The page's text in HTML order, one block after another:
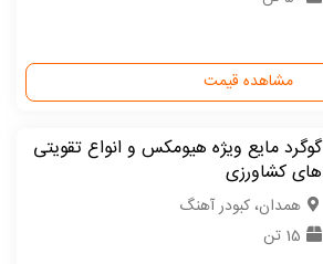
مشاهده قیمت
گوگرد مایع ویژه هیومکس و انواع تقویتی
های کشاورزی
همدان، کبودر آهنگ
15 تن